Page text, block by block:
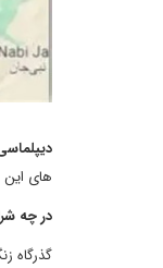
های
در چه
گذرگاه